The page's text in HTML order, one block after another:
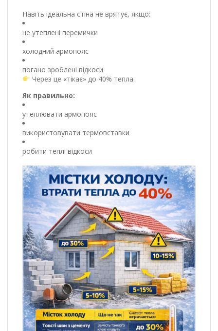
Навіть ідеальна стіна не врятує, якщо:
не утеплені перемички
холодний армопояс
погано зроблені відкоси
Через це «тікає» до 40% тепла.
Як правильно:
утеплювати армопояс
використовувати термовставки
робити теплі відкоси